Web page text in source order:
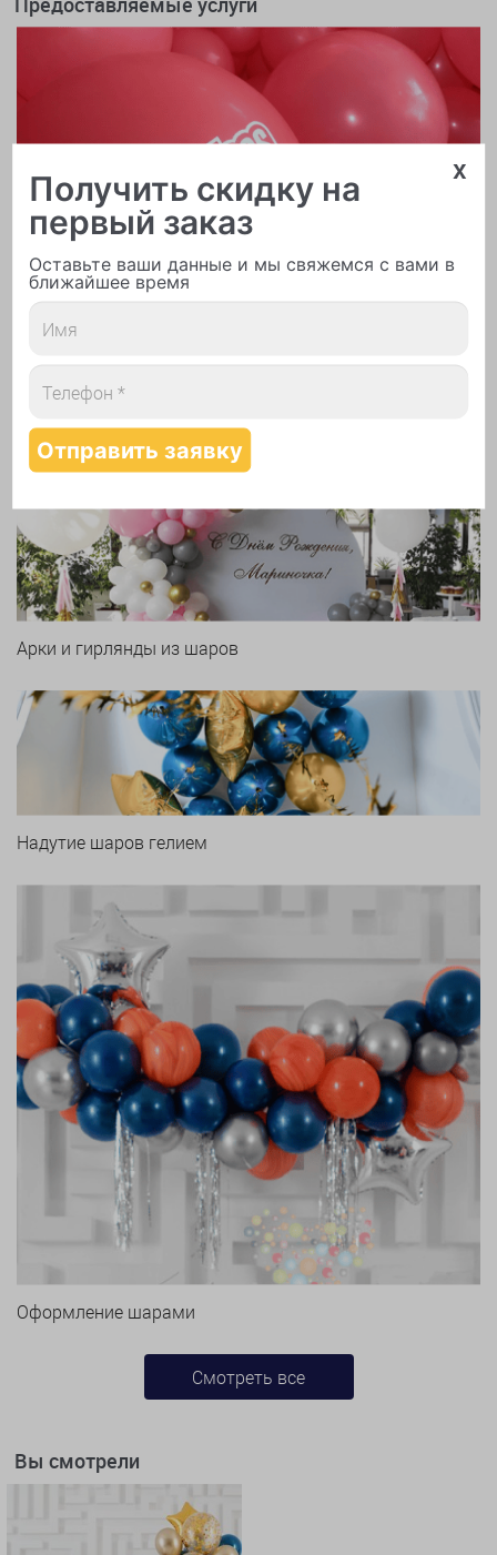
Печать логотипа
Арки и гирлянды из шаров
Надутие шаров гелием
Оформление шарами
Смотреть все
Вы смотрели
x
Получить скидку на
первый заказ
Оставьте ваши данные и мы свяжемся с вами в
ближайшее время